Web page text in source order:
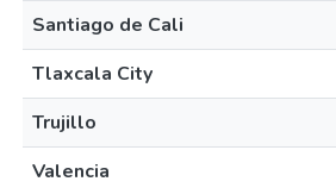
Santiago de Cali
Tlaxcala City
Trujillo
Valencia